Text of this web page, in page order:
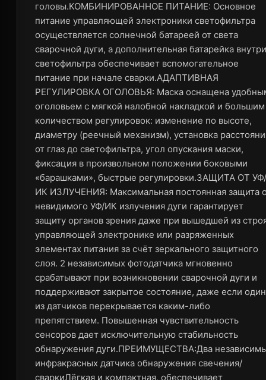
головы.КОМБИНИРОВАННОЕ ПИТАНИЕ: Основное
питание управляющей электроники светофильтра
осуществляется солнечной батареей от света
сварочной дуги, а дополнительная батарейка внутри
светофильтра обеспечивает вспомогательное
питание при начале сварки.АДАПТИВНАЯ
РЕГУЛИРОВКА ОГОЛОВЬЯ: Маска оснащена
оголовьем c мягкой налобной накладкой и большим
количеством регулировок: изменение по высоте,
диаметру (реечный механизм), установка
от глаз до светофильтра, угол опускания маски,
фиксация в произвольном положении боковыми
«барашками», быстрые регулировки.ЗАЩИТА ОТ УФ/
ИК ИЗЛУЧЕНИЯ: Максимальная постоянная защита
невидимого УФ/ИК излучения дуги гарантирует
защиту органов зрения даже при вышедшей из
управляющей электронике или разряженных
элементах питания за счёт зеркального защитного
слоя. 2 независимых фотодатчика мгновенно
срабатывают при возникновении сварочной дуги и
поддерживают закрытое состояние, даже если один
из датчиков перекрывается каким-либо
препятствием. Повышенная чувствительность
сенсоров дает исключительную стабильность
обнаружения дуги.ПРЕИМУЩЕСТВА:Два
инфракрасных датчика обнаружения свечения/
сваркиЛёгкая и компактная, обеспечивает